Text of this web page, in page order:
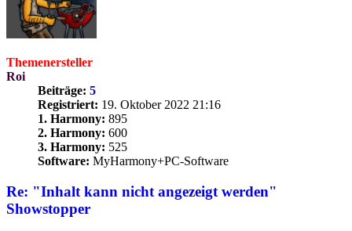
Themenersteller
Roi
Beiträge: 5
Registriert: 19. Oktober 2022 21:16
1. Harmony: 895
2. Harmony: 600
3. Harmony: 525
Software: MyHarmony+PC-Software
Re: "Inhalt kann nicht angezeigt werden"
Showstopper